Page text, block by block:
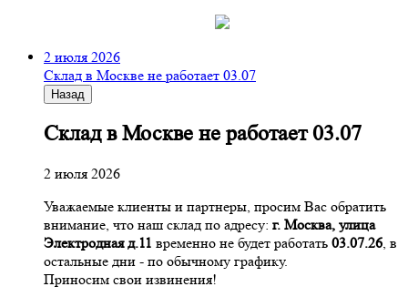
2 июля 2026
Склад в Москве не работает 03.07
Назад
Склад в Москве не работает 03.07
2 июля 2026
Уважаемые клиенты и партнеры, просим Вас обратить
внимание, что наш склад по адресу: г. Москва, улица
Электродная д.11 временно не будет работать 03.07.26, в
остальные дни - по обычному графику.
Приносим свои извинения!